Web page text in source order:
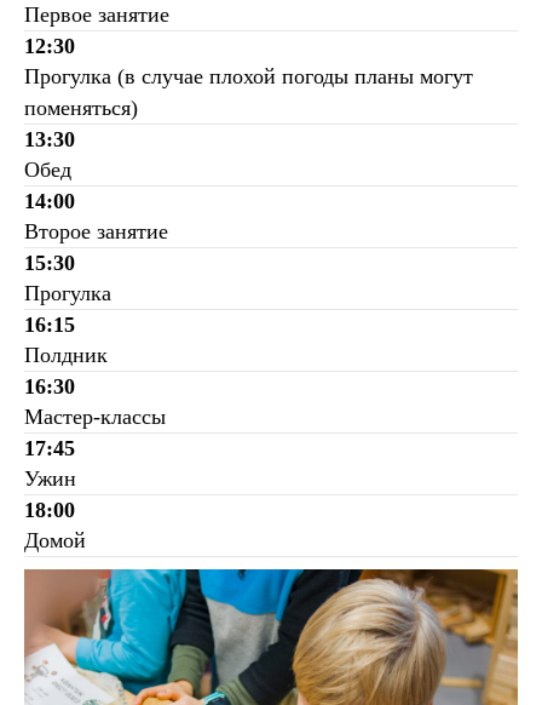
Первое занятие
12:30
Прогулка (в случае плохой погоды планы могут
поменяться)
13:30
Обед
14:00
Второе занятие
15:30
Прогулка
16:15
Полдник
16:30
Мастер-классы
17:45
Ужин
18:00
Домой